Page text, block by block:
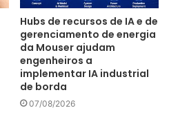
Hubs de recursos de IA e de
gerenciamento de energia
da Mouser ajudam
engenheiros a
implementar IA industrial
de borda
07/08/2026